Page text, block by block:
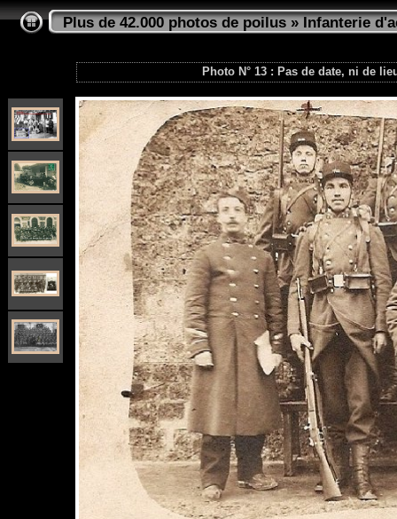
Plus de 42.000 photos de poilus»Infanterie
Photo N° 13 : Pas de date, ni de